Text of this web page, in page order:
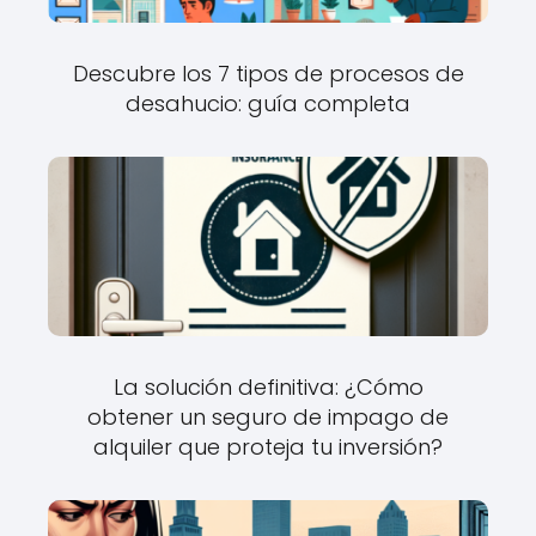
Descubre los 7 tipos de procesos de
desahucio: guía completa
La solución definitiva: ¿Cómo
obtener un seguro de impago de
alquiler que proteja tu inversión?